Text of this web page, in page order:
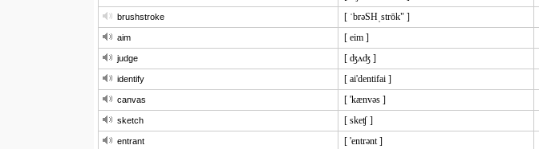
brushstroke [ ˈbrəSHˌstrōk" ]
aim [ eim ]
judge [ ʤʌʤ ]
identify [ ai'dentifai ]
canvas [ 'kænvəs ]
sketch [ skeʧ ]
entrant [ 'entrənt ]